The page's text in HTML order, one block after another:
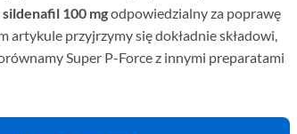
sildenafil 100 mgodpowiedzialny za poprawę
artykule przyjrzymy się dokładnie składowi,
Super P-Force z innymi preparatami